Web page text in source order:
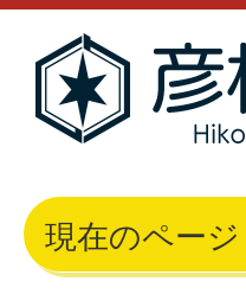
現在のページ